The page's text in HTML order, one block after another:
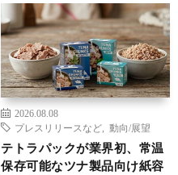
2026.08.08
プレスリリースなど
動向/展望
テトラパックが業界初、常温
保存可能なツナ製品向け紙容